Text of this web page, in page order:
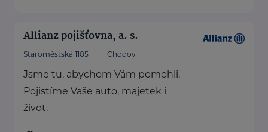
Allianz pojišťovna, a. s.
Staroměstská 1105 Chodov
Jsme tu, abychom Vám pomohli.
Pojistíme Vaše auto, majetek i
život.